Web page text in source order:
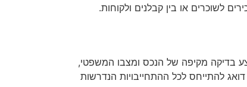
לשוכרים או בין קבלנים ולקוחות.
בדיקה מקיפה של הנכס ומצבו המשפטי,
להתייחס לכל ההתחייבויות הנדרשות